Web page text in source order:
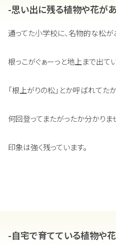
-思い出に残る植物や花が
通ってた小学校に、名物的な松が
根っこがぐぁーっと地上まで出て
「根上がりの松」とか呼ばれてた
何回登ってまたがったか分かりま
印象は強く残っています。
-自宅で育てている植物や